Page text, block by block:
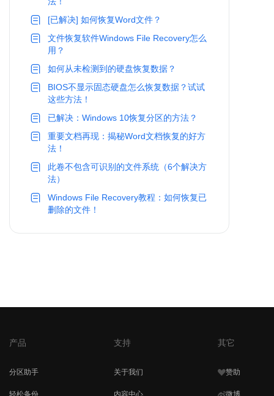
[已解决] 如何恢复Word文件？
文件恢复软件Windows File Recovery怎么
用？
如何从未检测到的硬盘恢复数据？
BIOS不显示固态硬盘怎么恢复数据？试试
这些方法！
已解决：Windows 10恢复分区的方法？
重要文档再现：揭秘Word文档恢复的好方
法！
此卷不包含可识别的文件系统（6个解决方
法）
Windows File Recovery教程：如何恢复已
删除的文件！
产品
分区助手
轻松备份
支持
关于我们
内容中心
其它
赞助
微博